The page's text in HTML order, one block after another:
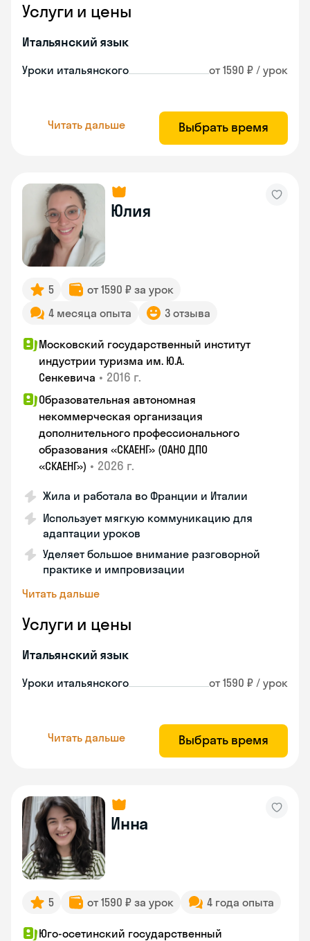
Услуги и цены
Итальянский язык
Уроки итальянского от 1590 ₽ / урок
Читать дальше Выбрать время
Юлия
5
от 1590 ₽ за урок
4 месяца опыта
3 отзыва
Московский государственный институт
индустрии туризма им. Ю.А.
Сенкевича • 2016 г.
Образовательная автономная
некоммерческая организация
дополнительного профессионального
образования «СКАЕНГ» (ОАНО ДПО
«СКАЕНГ») • 2026 г.
Жила и работала во Франции и Италии
Использует мягкую коммуникацию для
адаптации уроков
Уделяет большое внимание разговорной
практике и импровизации
Читать дальше
Услуги и цены
Итальянский язык
Уроки итальянского от 1590 ₽ / урок
Читать дальше Выбрать время
Инна
5 от 1590 ₽ за урок 4 года опыта
Юго-осетинский государственный